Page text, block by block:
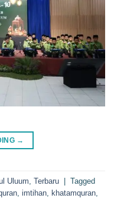
→
Uluum Terbaru | Tagged
imtihan khatamquran